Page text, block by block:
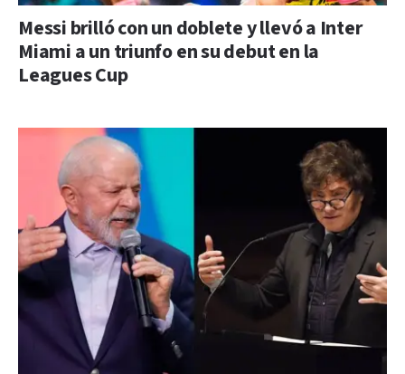
Messi brilló con un doblete y llevó a Inter
Miami a un triunfo en su debut en la
Leagues Cup